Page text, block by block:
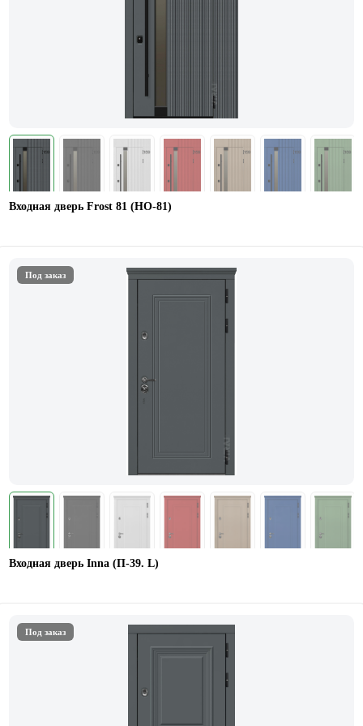
Входная дверь Frost 81 (HO-81)
Под заказ
Входная дверь Inna (П-39. L)
Под заказ